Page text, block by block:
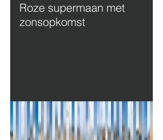
Roze supermaan met
zonsopkomst